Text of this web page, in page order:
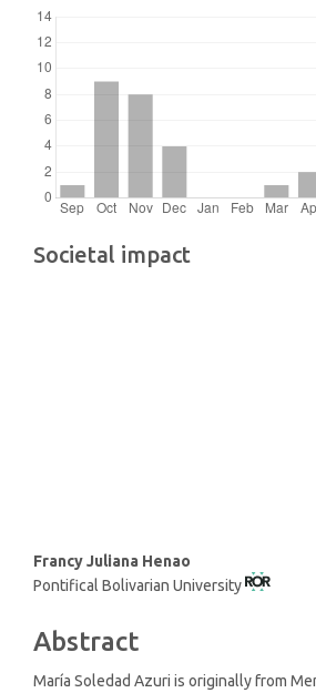
Societal impact
Main
Article
Francy Juliana Henao
Pontifical Bolivarian University
Abstract
María Soledad Azuri is originally from